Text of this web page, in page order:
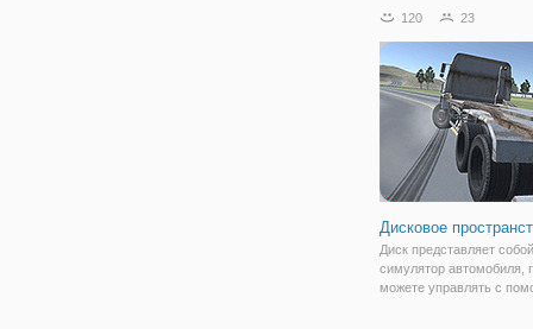
вашим заданием будет
парковочное место.
что это очень простое
на деле
120 23
Дисковое
Диск представляет собой
симулятор автомобиля,
можете управлять с